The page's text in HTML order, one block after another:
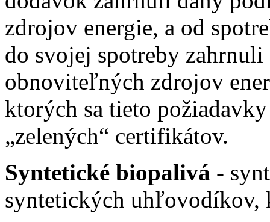
zdrojov energie, a od
do svojej spotreby
obnoviteľných zdrojov
ktorých sa tieto
„zelených“ certifikátov.
Syntetické biopalivá -
syntetických uhľovodíkov,